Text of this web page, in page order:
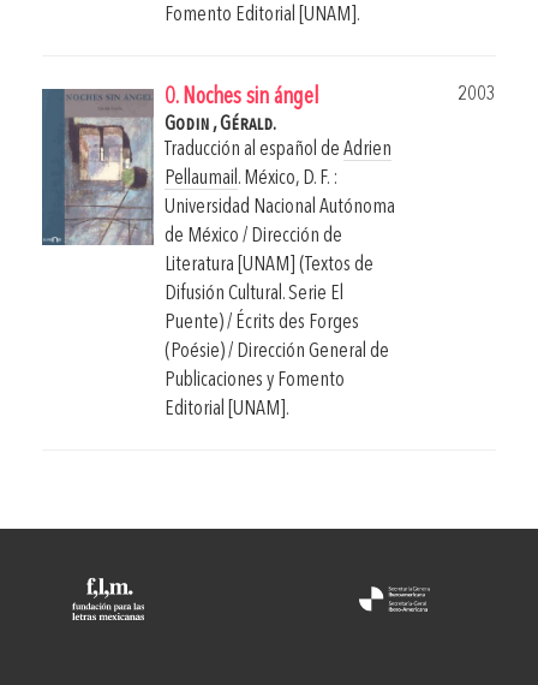
Fomento Editorial [UNAM].
0. Noches sin ángel
2003
Godin , Gérald.
Traducción al español de Adrien
Pellaumail . México, D. F. :
Universidad Nacional Autónoma
de México / Dirección de
Literatura [UNAM] (Textos de
Difusión Cultural. Serie El
Puente) / Écrits des Forges
(Poésie) / Dirección General de
Publicaciones y Fomento
Editorial [UNAM].